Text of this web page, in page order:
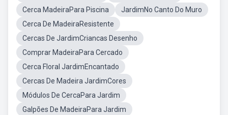
Cerca MadeiraPara Piscina
JardimNo Canto Do Muro
Cerca De MadeiraResistente
Cercas De JardimCriancas Desenho
Comprar MadeiraPara Cercado
Cerca Floral JardimEncantado
Cercas De Madeira JardimCores
Módulos De CercaPara Jardim
Galpões De MadeiraPara Jardim